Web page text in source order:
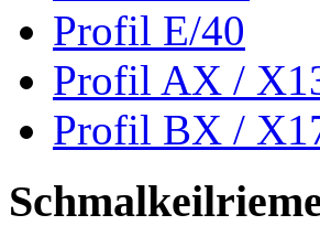
Profil E/40
Profil AX /
Profil BX /